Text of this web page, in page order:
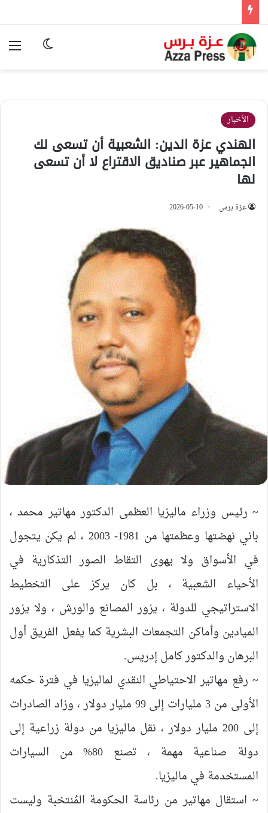
الوضع
الأخبار
الهندي عزة الدين: الشعبية أن تسعى لك
الجماهير عبر صناديق الاقتراع لا أن تسعى
لها
عزة برس 2026-05-10
‏~ رئيس وزراء ماليزيا العظمى الدكتور مهاتير محمد ،
باني نهضتها وعظمتها من 1981- 2003 ، لم يكن يتجول
في الأسواق ولا يهوى التقاط الصور التذكارية في
الأحياء الشعبية ، بل كان يركز على التخطيط
الاستراتيجي للدولة ، يزور المصانع والورش ، ولا يزور
الميادين وأماكن التجمعات البشرية كما يفعل الفريق أول
البرهان والدكتور كامل إدريس.
~ رفع مهاتير الاحتياطي النقدي لماليزيا في فترة حكمه
الأولى من 3 مليارات إلى 99 مليار دولار ، وزاد الصادرات
إلى 200 مليار دولار ، نقل ماليزيا من دولة زراعية إلى
دولة صناعية مهمة ، تصنع 80% من السيارات
المستخدمة في ماليزيا.
~ استقال مهاتير من رئاسة الحكومة المُنتخبة وليست